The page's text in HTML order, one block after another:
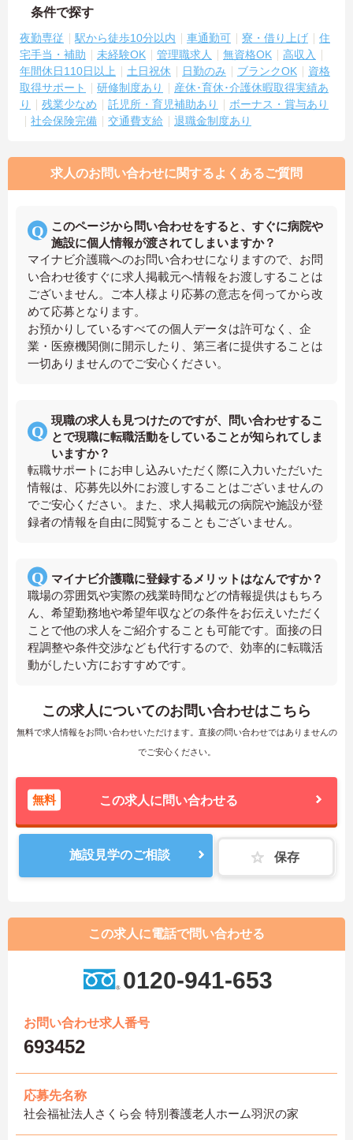
条件で探す
夜勤専従 駅から徒歩10分以内 車通勤可 寮・借り上げ
住
宅手当・補助
未経験OK 管理職求人 無資格OK
高収入
年間休日110日以上
土日祝休 日勤のみ ブランクOK
資格
取得サポート
研修制度あり
産休･育休･介護休暇取得実績あ
り
残業少なめ 託児所・育児補助あり
ボーナス・賞与あり
社会保険完備
交通費支給 退職金制度あり
求人のお問い合わせに関するよくあるご質問
このページから問い合わせをすると、すぐに病院や
施設に個人情報が渡されてしまいますか？
マイナビ介護職へのお問い合わせになりますので、お問
い合わせ後すぐに求人掲載元へ情報をお渡しすることは
ございません。ご本人様より応募の意志を伺ってから改
めて応募となります。
お預かりしているすべての個人データは許可なく、企
業・医療機関側に開示したり、第三者に提供することは
一切ありませんのでご安心ください。
現職の求人も見つけたのですが、問い合わせするこ
とで現職に転職活動をしていることが知られてしま
いますか？
転職サポートにお申し込みいただく際に入力いただいた
情報は、応募先以外にお渡しすることはございませんの
でご安心ください。また、求人掲載元の病院や施設が登
録者の情報を自由に閲覧することもございません。
マイナビ介護職に登録するメリットはなんですか？
職場の雰囲気や実際の残業時間などの情報提供はもちろ
ん、希望勤務地や希望年収などの条件をお伝えいただく
ことで他の求人をご紹介することも可能です。面接の日
程調整や条件交渉なども代行するので、効率的に転職活
動がしたい方におすすめです。
この求人についてのお問い合わせはこちら
無料で求人情報をお問い合わせいただけます。直接の問い合わせではありませんの
でご安心ください。
無料 この求人に問い合わせる
施設見学のご相談 保存
この求人に電話で問い合わせる
0120-941-653
お問い合わせ求人番号
693452
応募先名称
社会福祉法人さくら会 特別養護老人ホーム羽沢の家